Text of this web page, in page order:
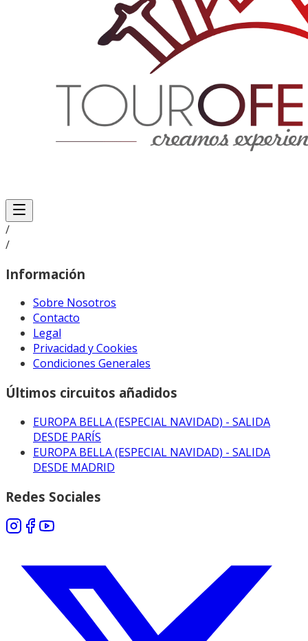
/
/
Información
Sobre Nosotros
Contacto
Legal
Privacidad y Cookies
Condiciones Generales
Últimos circuitos añadidos
EUROPA BELLA (ESPECIAL NAVIDAD) - SALIDA
DESDE PARÍS
EUROPA BELLA (ESPECIAL NAVIDAD) - SALIDA
DESDE MADRID
Redes Sociales